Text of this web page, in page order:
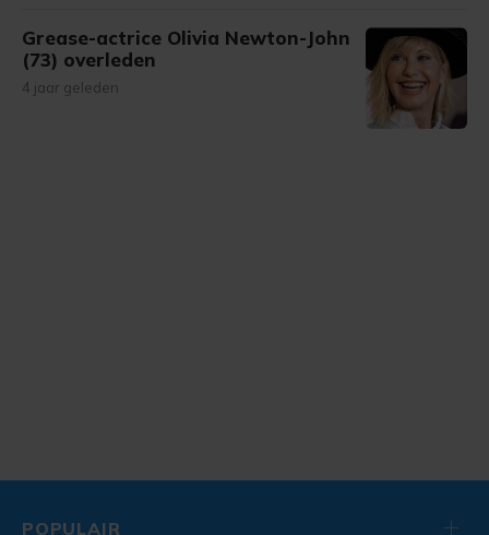
Grease-actrice Olivia Newton-John
(73) overleden
4 jaar geleden
POPULAIR